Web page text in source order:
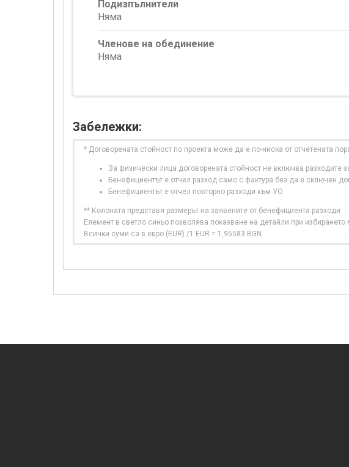
Подизпълнители
Няма
Членове на обединение
Няма
Забележки:
* Договорената стойност по проекта може да е по-ниска от отчетената
За физически лица договорената стойност не включва разходите
Бенефициентът е отчел разход само с фактура без да е сключен
Бенефициентът е отчел повторно разходи към УО
** Колоната представя размерът на заявените от бенефициента разходи
Елемент в светло синьо позволява показване на детайли при избирането
Всички суми са в евро (EUR) /1 EUR = 1,95583 BGN